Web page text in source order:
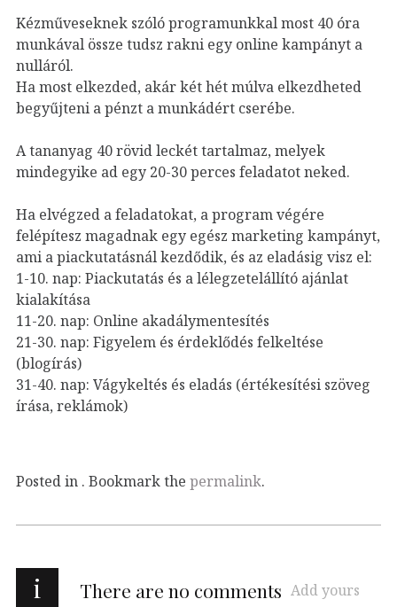
Kézműveseknek szóló programunkkal most 40 óra
munkával össze tudsz rakni egy online kampányt a
nulláról.
Ha most elkezded, akár két hét múlva elkezdheted
begyűjteni a pénzt a munkádért cserébe.
A tananyag 40 rövid leckét tartalmaz, melyek
mindegyike ad egy 20-30 perces feladatot neked.
Ha elvégzed a feladatokat, a program végére
felépítesz magadnak egy egész marketing kampányt,
ami a piackutatásnál kezdődik, és az eladásig visz el:
1-10. nap: Piackutatás és a lélegzetelállító ajánlat
kialakítása
11-20. nap: Online akadálymentesítés
21-30. nap: Figyelem és érdeklődés felkeltése
(blogírás)
31-40. nap: Vágykeltés és eladás (értékesítési szöveg
írása, reklámok)
Posted in . Bookmark the permalink.
i There are no comments Add yours